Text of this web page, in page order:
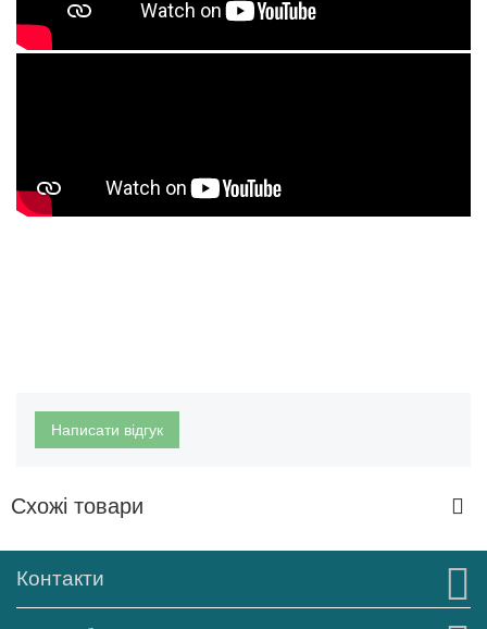
Написати відгук
Схожі товари
Контакти